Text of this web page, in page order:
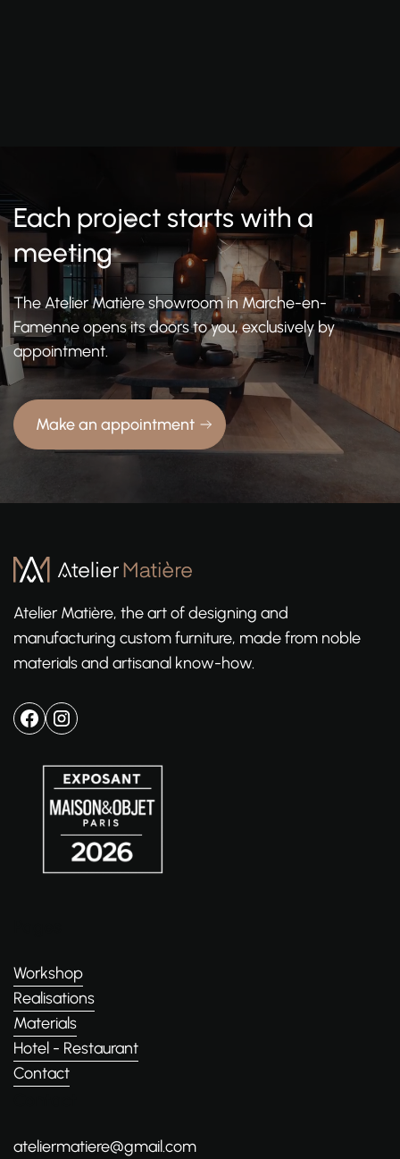
Each project starts with a
meeting
The Atelier Matière showroom in Marche-en-
Famenne opens its doors to you, exclusively by
appointment.
Make an appointment
Atelier Matière, the art of designing and
manufacturing custom furniture, made from noble
materials and artisanal know-how.
Workshop
Realisations
Materials
Hotel - Restaurant
Contact
ateliermatiere@gmail.com